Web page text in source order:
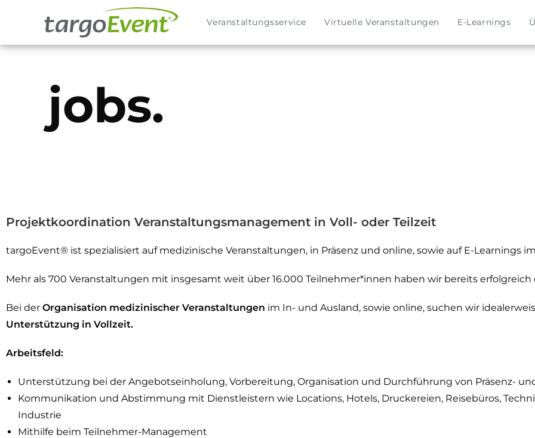
Veranstaltungsservice Virtuelle Veranstaltungen E-Learnings
jobs.
Projektkoordination Veranstaltungsmanagement in Voll- oder Teilzeit
targoEvent® ist spezialisiert auf medizinische Veranstaltungen, in Präsenz und online, sowie auf E-Learnings
Mehr als 700 Veranstaltungen mit insgesamt weit über 16.000 Teilnehmer*innen haben wir bereits
Bei der Organisation medizinischer Veranstaltungen im In- und Ausland, sowie online, suchen wir
Unterstützung in Vollzeit.
Arbeitsfeld:
Unterstützung bei der Angebotseinholung, Vorbereitung, Organisation und Durchführung von Präsenz-
Kommunikation und Abstimmung mit Dienstleistern wie Locations, Hotels, Druckereien, Reisebüros,
Industrie
Mithilfe beim Teilnehmer-Management